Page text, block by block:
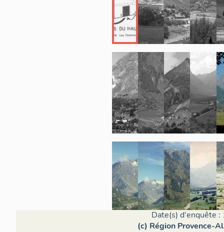
Date(s) d'enquête
(c) Région Provence-